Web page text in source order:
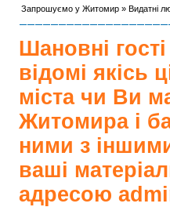
Запрошуємо у Житомир » Видатні
Шановні
відомі якісь
міста чи Ви
Житомира і
ними з
ваші
адресою